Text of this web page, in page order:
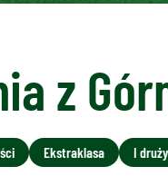
z
Ekstraklasa I